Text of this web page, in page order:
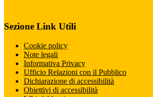
Sezione Link Utili
Cookie policy
Note legali
Informativa Privacy
Ufficio Relazioni con il Pubblico
Dichiarazione di accessibilità
Obiettivi di accessibilità